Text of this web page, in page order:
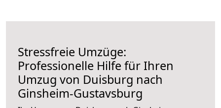
Stressfreie Umzüge:
Professionelle Hilfe für Ihren
Umzug von Duisburg nach
Ginsheim-Gustavsburg